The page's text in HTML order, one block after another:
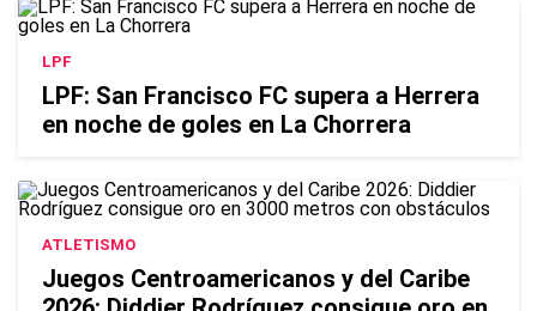
LPF
LPF: San Francisco FC supera a Herrera
en noche de goles en La Chorrera
ATLETISMO
Juegos Centroamericanos y del Caribe